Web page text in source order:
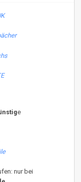
e
nur bei